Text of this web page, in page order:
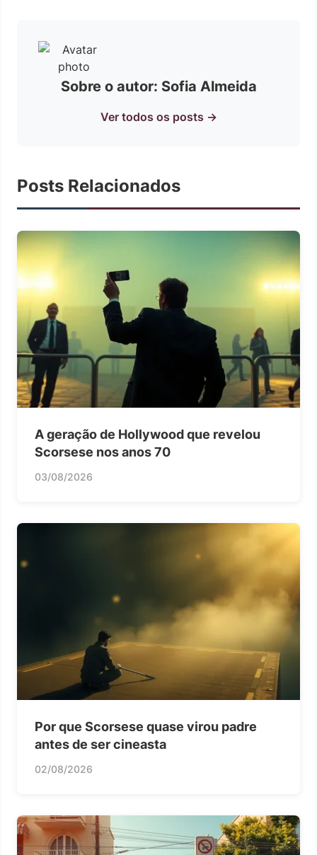
Sobre o autor: Sofia Almeida
Ver todos os posts →
Posts Relacionados
A geração de Hollywood que revelou
Scorsese nos anos 70
03/08/2026
Por que Scorsese quase virou padre
antes de ser cineasta
02/08/2026